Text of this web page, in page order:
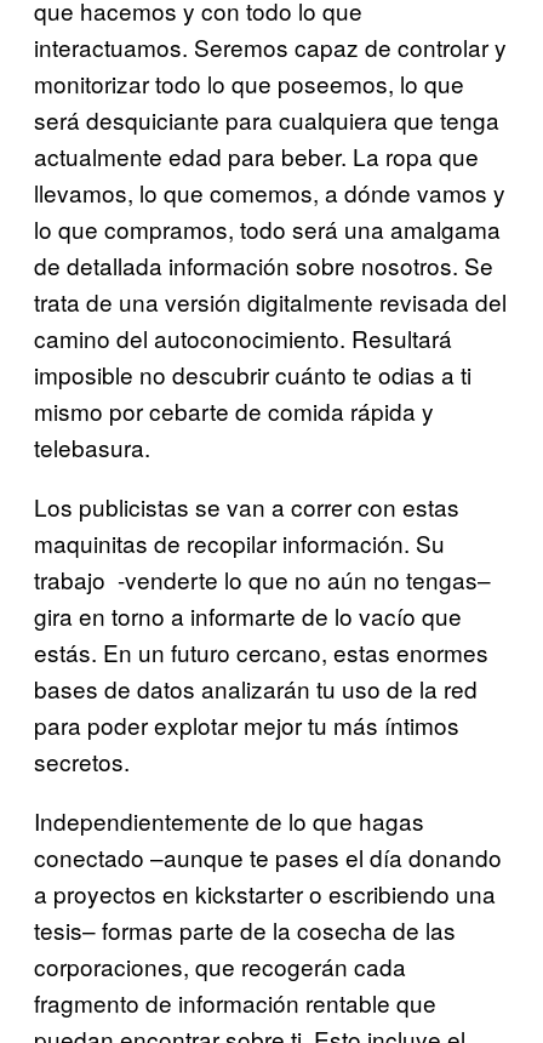
que hacemos y con todo lo que
interactuamos. Seremos capaz de controlar y
monitorizar todo lo que poseemos, lo que
será desquiciante para cualquiera que tenga
actualmente edad para beber. La ropa que
llevamos, lo que comemos, a dónde vamos y
lo que compramos, todo será una amalgama
de detallada información sobre nosotros. Se
trata de una versión digitalmente revisada del
camino del autoconocimiento. Resultará
imposible no descubrir cuánto te odias a ti
mismo por cebarte de comida rápida y
telebasura.
Los publicistas se van a correr con estas
maquinitas de recopilar información. Su
trabajo -venderte lo que no aún no tengas–
gira en torno a informarte de lo vacío que
estás. En un futuro cercano, estas enormes
bases de datos analizarán tu uso de la red
para poder explotar mejor tu más íntimos
secretos.
Independientemente de lo que hagas
conectado –aunque te pases el día donando
a proyectos en kickstarter o escribiendo una
tesis– formas parte de la cosecha de las
corporaciones, que recogerán cada
fragmento de información rentable que